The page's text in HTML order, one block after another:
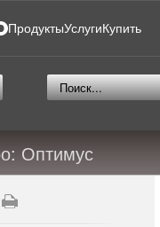
ПродуктыУслугиКупить
Оптимус